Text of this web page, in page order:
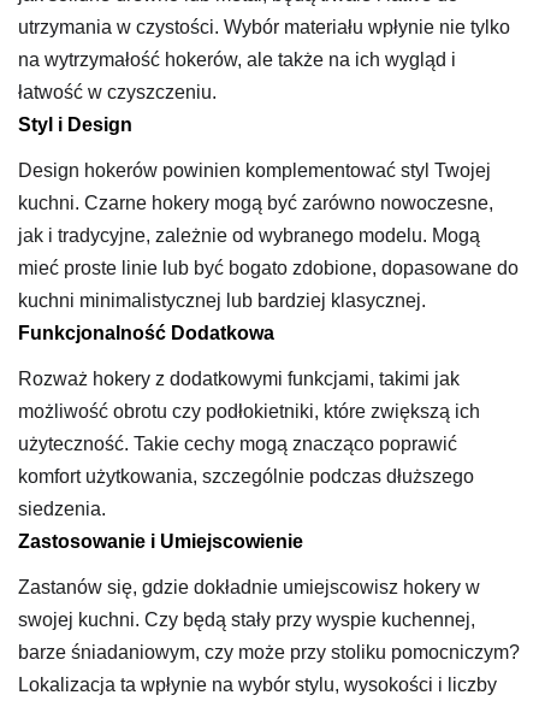
utrzymania w czystości. Wybór materiału wpłynie nie tylko
na wytrzymałość hokerów, ale także na ich wygląd i
łatwość w czyszczeniu.
Styl i Design
Design hokerów powinien komplementować styl Twojej
kuchni. Czarne hokery mogą być zarówno nowoczesne,
jak i tradycyjne, zależnie od wybranego modelu. Mogą
mieć proste linie lub być bogato zdobione, dopasowane do
kuchni minimalistycznej lub bardziej klasycznej.
Funkcjonalność Dodatkowa
Rozważ hokery z dodatkowymi funkcjami, takimi jak
możliwość obrotu czy podłokietniki, które zwiększą ich
użyteczność. Takie cechy mogą znacząco poprawić
komfort użytkowania, szczególnie podczas dłuższego
siedzenia.
Zastosowanie i Umiejscowienie
Zastanów się, gdzie dokładnie umiejscowisz hokery w
swojej kuchni. Czy będą stały przy wyspie kuchennej,
barze śniadaniowym, czy może przy stoliku pomocniczym?
Lokalizacja ta wpłynie na wybór stylu, wysokości i liczby